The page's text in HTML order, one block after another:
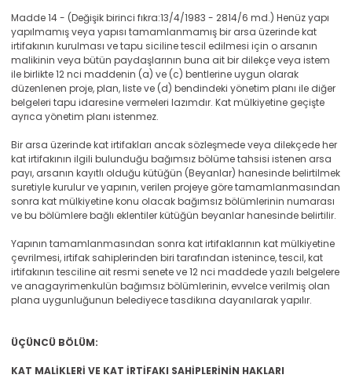
Madde 14 - (Değişik birinci fıkra:13/4/1983 - 2814/6 md.) Henüz yapı
yapılmamış veya yapısı tamamlanmamış bir arsa üzerinde kat
irtifakının kurulması ve tapu siciline tescil edilmesi için o arsanın
malikinin veya bütün paydaşlarının buna ait bir dilekçe veya istem
ile birlikte 12 nci maddenin (a) ve (c) bentlerine uygun olarak
düzenlenen proje, plan, liste ve (d) bendindeki yönetim planı ile diğer
belgeleri tapu idaresine vermeleri lazımdır. Kat mülkiyetine geçişte
ayrıca yönetim planı istenmez.
Bir arsa üzerinde kat irtifakları ancak sözleşmede veya dilekçede her
kat irtifakının ilgili bulunduğu bağımsız bölüme tahsisi istenen arsa
payı, arsanın kayıtlı olduğu kütüğün (Beyanlar) hanesinde belirtilmek
suretiyle kurulur ve yapının, verilen projeye göre tamamlanmasından
sonra kat mülkiyetine konu olacak bağımsız bölümlerinin numarası
ve bu bölümlere bağlı eklentiler kütüğün beyanlar hanesinde belirtilir.
Yapının tamamlanmasından sonra kat irtifaklarının kat mülkiyetine
çevrilmesi, irtifak sahiplerinden biri tarafından istenince, tescil, kat
irtifakının tesciline ait resmi senete ve 12 nci maddede yazılı belgelere
ve anagayrimenkulün bağımsız bölümlerinin, evvelce verilmiş olan
plana uygunluğunun belediyece tasdikına dayanılarak yapılır.
ÜÇÜNCÜ BÖLÜM:
KAT MALİKLERİ VE KAT İRTİFAKI SAHİPLERİNİN HAKLARI